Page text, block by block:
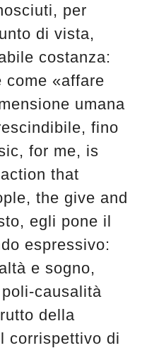
per
di vista,
costanza:
come «affare
umana
fino
for me, is
that
the give and
egli pone il
espressivo:
e sogno,
causalità
della
corrispettivo di